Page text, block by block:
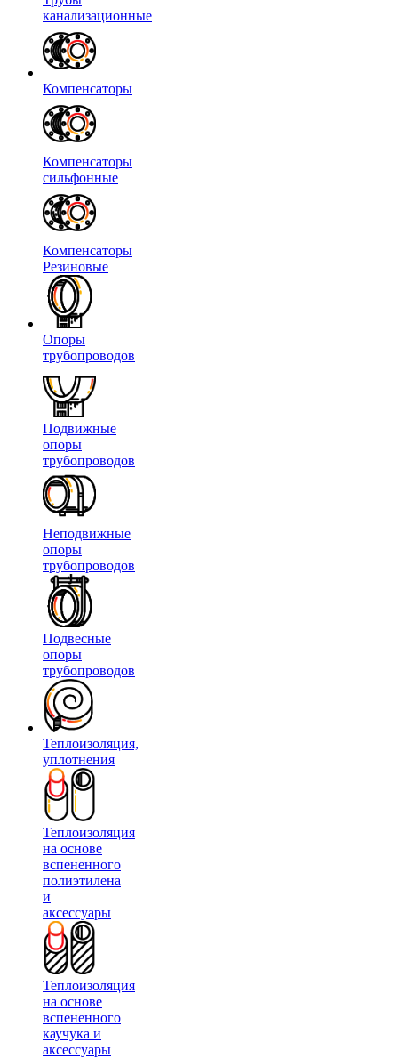
канализационные
Компенсаторы
Компенсаторы
сильфонные
Компенсаторы
Резиновые
Опоры
трубопроводов
Подвижные
опоры
трубопроводов
Неподвижные
опоры
трубопроводов
Подвесные
опоры
трубопроводов
Теплоизоляция,
уплотнения
Теплоизоляция
на основе
вспененного
полиэтилена
и
аксессуары
Теплоизоляция
на основе
вспененного
каучука и
аксессуары